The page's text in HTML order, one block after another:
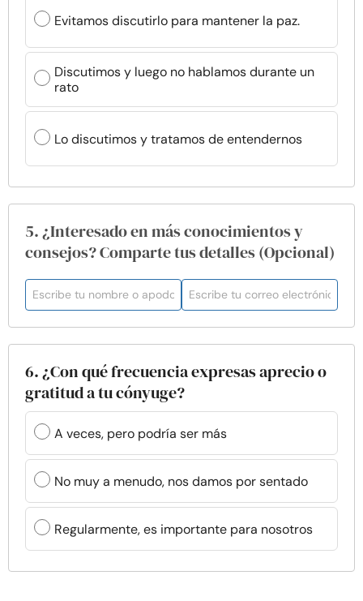
Evitamos discutirlo para mantener la paz.
Discutimos y luego no hablamos durante un
rato
Lo discutimos y tratamos de entendernos
5. ¿Interesado en más conocimientos y
consejos? Comparte tus detalles (Opcional)
6. ¿Con qué frecuencia expresas aprecio o
gratitud a tu cónyuge?
A veces, pero podría ser más
No muy a menudo, nos damos por sentado
Regularmente, es importante para nosotros